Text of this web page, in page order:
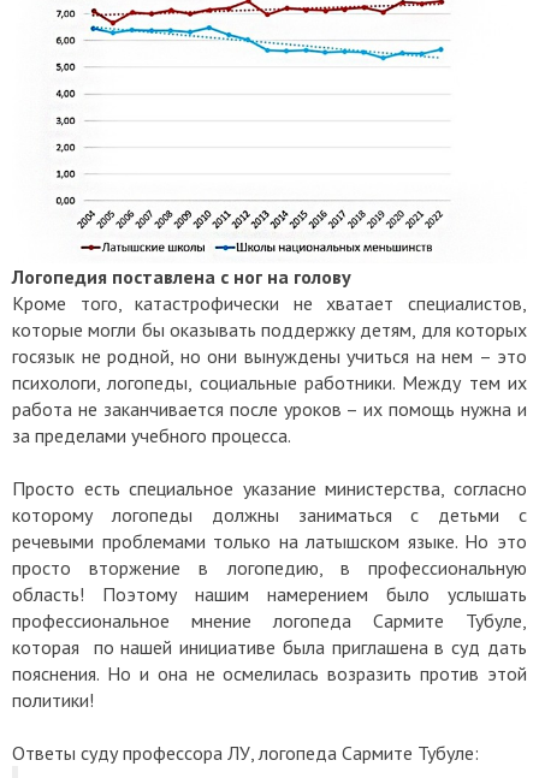
Логопедия поставлена с ног на голову
Кроме того, катастрофически не хватает специалистов,
которые могли бы оказывать поддержку детям, для которых
госязык не родной, но они вынуждены учиться на нем – это
психологи, логопеды, социальные работники. Между тем их
работа не заканчивается после уроков – их помощь нужна и
за пределами учебного процесса.
Просто есть специальное указание министерства, согласно
которому логопеды должны заниматься с детьми с
речевыми проблемами только на латышском языке. Но это
просто вторжение в логопедию, в профессиональную
область! Поэтому нашим намерением было услышать
профессиональное мнение логопеда Сармите Тубуле,
которая по нашей инициативе была приглашена в суд дать
пояснения. Но и она не осмелилась возразить против этой
политики!
Ответы суду профессора ЛУ, логопеда Сармите Тубуле: